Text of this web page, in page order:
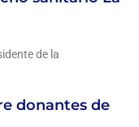
de la
donantes de